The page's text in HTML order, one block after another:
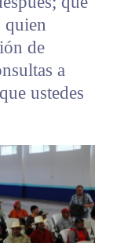
quien
de
a
ustedes